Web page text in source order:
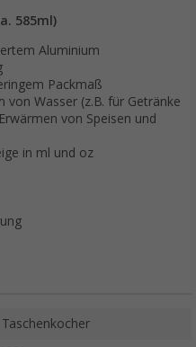
585ml)
Aluminium
Packmaß
von Wasser (z.B. für Getränke
von Speisen und
in ml und oz
Taschenkocher